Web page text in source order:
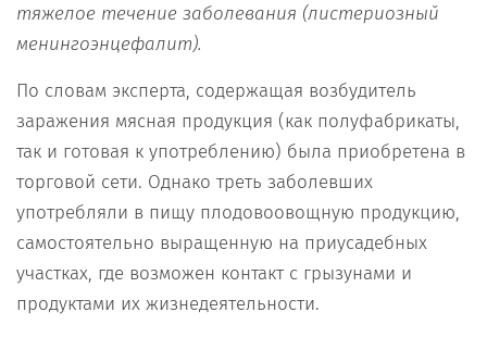
тяжелое течение заболевания (листериозный
менингоэнцефалит).
По словам эксперта, содержащая возбудитель
заражения мясная продукция (как полуфабрикаты,
так и готовая к употреблению) была приобретена в
торговой сети. Однако треть заболевших
употребляли в пищу плодовоовощную продукцию,
самостоятельно выращенную на приусадебных
участках, где возможен контакт с грызунами и
продуктами их жизнедеятельности.